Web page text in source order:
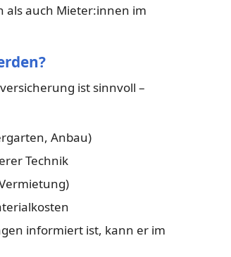
als auch Mieter:innen im
ist sinnvoll –
Anbau)
Technik
informiert ist, kann er im